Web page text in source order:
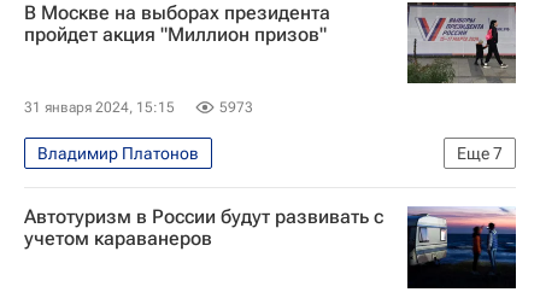
В Москве на выборах президента
пройдет акция "Миллион призов"
31 января 2024, 15:15 5973
Еще7
Владимир Платонов
Выборы президента России — 2024
Москва
Россия
Леонид Слуцкий (политик)
Автотуризм в России будут развивать с
учетом караванеров